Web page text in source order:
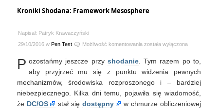
Kroniki Shodana: Framework Mesosphere
Napisał: Patryk Krawaczyński
29/10/2016 w Pen Test Możliwość komentowania Kroniki
Framework
Mesosphere
została wyłączona
P ozostańmy jeszcze przy shodanie. Tym razem po to,
aby przyjrzeć mu się z punktu widzenia pewnych
mechanizmów, środowiska rozproszonego i – bardziej
niebezpiecznego. Kilka dni temu, pojawiła się wiadomość,
że DC/OS stał się dostępny
w chmurze obliczeniowej